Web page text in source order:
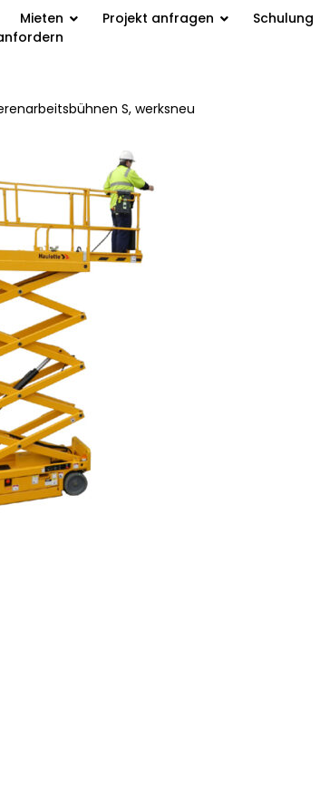
Mieten Projekt anfragen Schulung
S, werksneu